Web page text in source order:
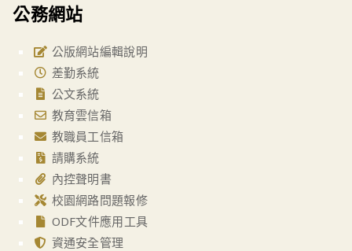
公務網站
公版網站編輯說明
差勤系統
公文系統
教育雲信箱
教職員工信箱
請購系統
內控聲明書
校園網路問題報修
ODF文件應用工具
資通安全管理